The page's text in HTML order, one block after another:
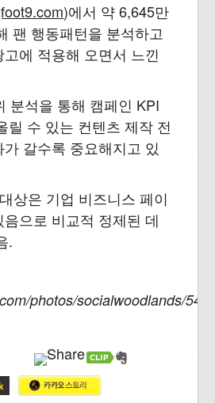
)에서 약 6,645만
팬 행동패턴을 분석하고
에 적용해 오면서 느낀
분석을 통해 캠페인 KPI
릴 수 있는 컨텐츠 제작 전
갈수록 중요해지고 있
상은 기업 비즈니스 페이
으로 비교적 정제된 데
.
photos/socialwoodlands/